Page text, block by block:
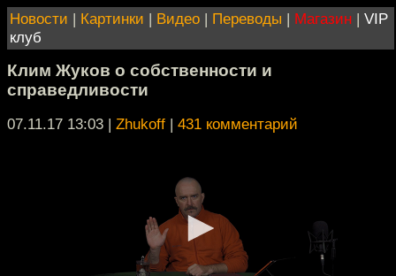
Новости | Картинки | Видео | Переводы | Магазин | VIP
клуб
Клим Жуков о собственности и
справедливости
07.11.17 13:03 | Zhukoff | 431 комментарий